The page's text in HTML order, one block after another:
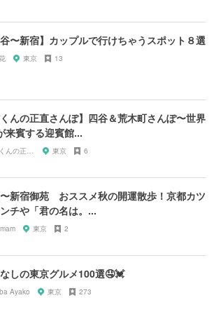
谷〜新宿】カップルで行けちゃうスポット８選
東京 13
くんの正直さんぽ】四谷＆荒木町さんぽ〜世界
来賓する迎賓館...
有吉くんの正直散歩ちゃん 東京 6
新宿御苑 おススメ秋の開運散歩！京都カツ
チや「君の名は。...
東京 2
しの東京グルメ100選🤤💓
Ayako 東京 273